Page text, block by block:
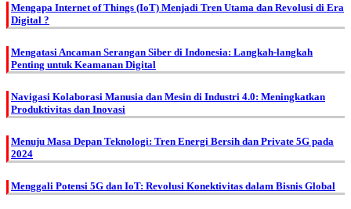
Mengapa Internet of Things (IoT) Menjadi Tren Utama dan Revolusi di Era
Digital ?
Mengatasi Ancaman Serangan Siber di Indonesia: Langkah-langkah
Penting untuk Keamanan Digital
Navigasi Kolaborasi Manusia dan Mesin di Industri 4.0: Meningkatkan
Produktivitas dan Inovasi
Menuju Masa Depan Teknologi: Tren Energi Bersih dan Private 5G pada
2024
Menggali Potensi 5G dan IoT: Revolusi Konektivitas dalam Bisnis Global